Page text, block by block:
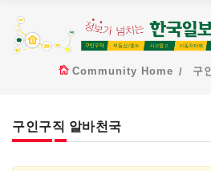
Community Home 구
구인구직 알바천국